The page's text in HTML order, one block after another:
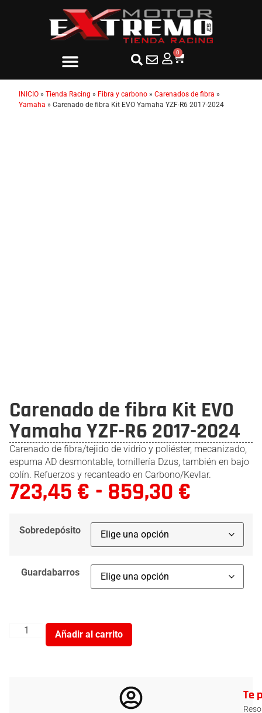
0
INICIO » Tienda Racing » Fibra y carbono » Carenados de fibra »
Yamaha » Carenado de fibra Kit EVO Yamaha YZF-R6 2017-2024
Carenado de fibra Kit EVO
Yamaha YZF-R6 2017-2024
Carenado de fibra/tejido de vidrio y poliéster, mecanizado,
espuma AD desmontable, tornillería Dzus, también en bajo
colín. Refuerzos y recanteado en Carbono/Kevlar.
723,45 € - 859,30 €
Sobredepósito
Guardabarros
Añadir al carrito
Te